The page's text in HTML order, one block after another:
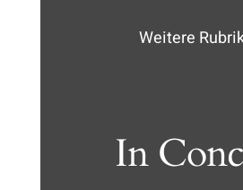
Weitere
In